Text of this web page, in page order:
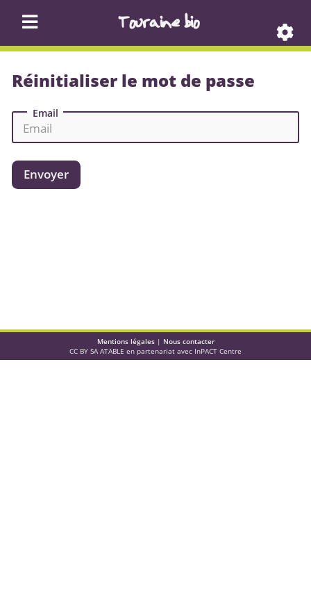
Touraine bio
Réinitialiser le mot de passe
Email
Envoyer
Mentions légales| Nous contacter
CC BY SA ATABLE en partenariat avec InPACT Centre